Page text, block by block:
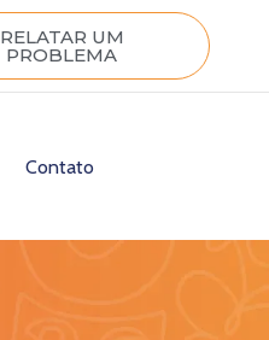
RELATAR UM
PROBLEMA
Contato